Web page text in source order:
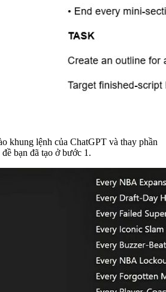
khung lệnh của ChatGPT và thay phần
bạn đã tạo ở bước 1.